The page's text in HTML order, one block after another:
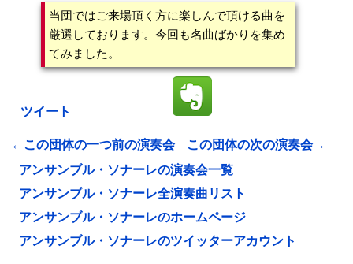
当団ではご来場頂く方に楽しんで頂ける曲を
厳選しております。今回も名曲ばかりを集め
てみました。
ツイート
←この団体の一つ前の演奏会
この団体の次の演奏会→
アンサンブル・ソナーレの演奏会一覧
アンサンブル・ソナーレ全演奏曲リスト
アンサンブル・ソナーレのホームページ
アンサンブル・ソナーレのツイッターアカウント